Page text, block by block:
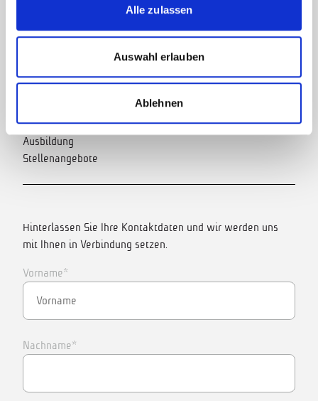
Alle zulassen
Auswahl erlauben
Ablehnen
Service
Praktikum
Ausbildung
Stellenangebote
Hinterlassen Sie Ihre Kontaktdaten und wir werden uns
mit Ihnen in Verbindung setzen.
Vorname*
Nachname*